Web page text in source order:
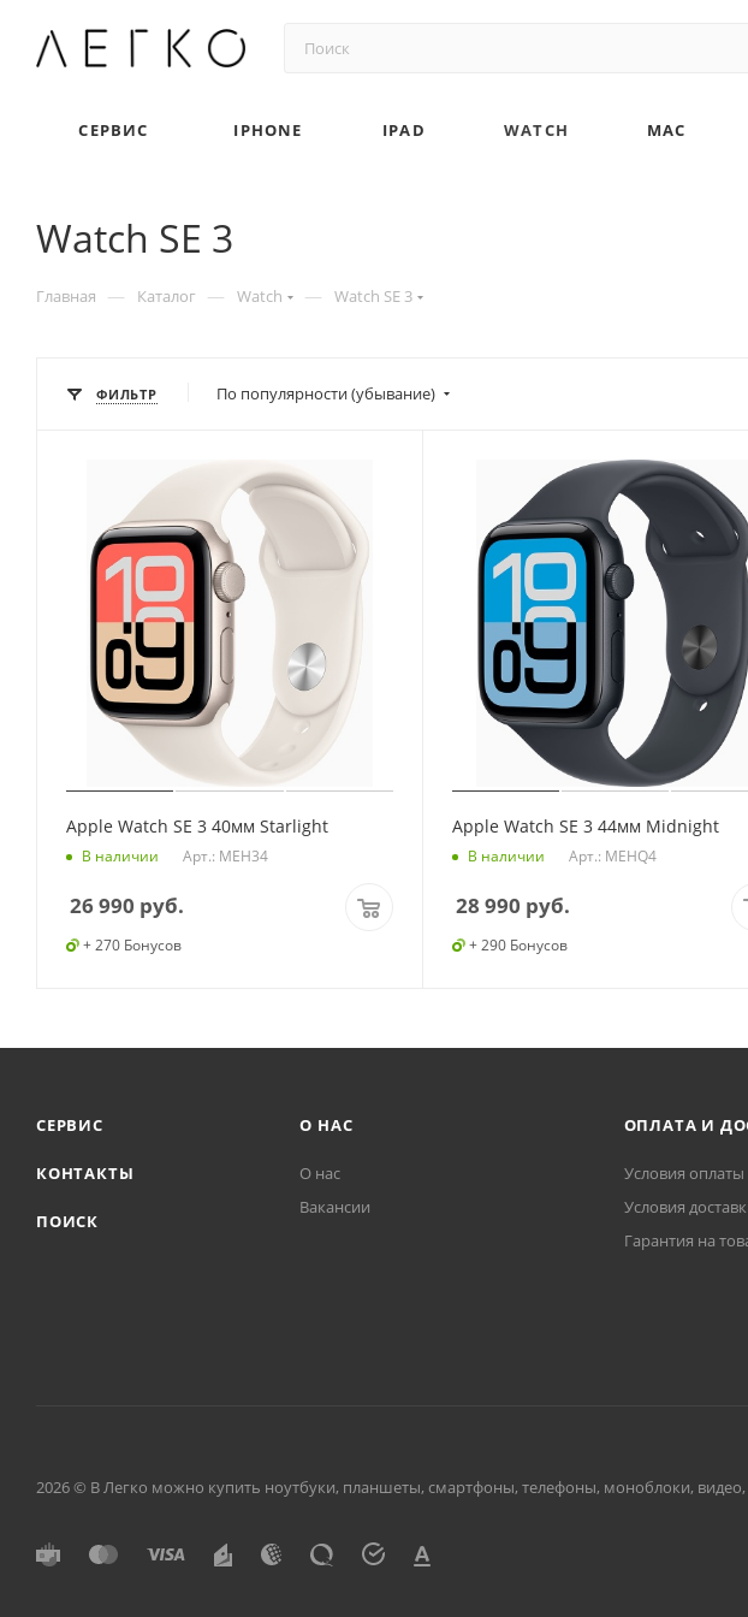
СЕРВИС IPHONE IPAD WATCH MAC
Watch SE 3
Главная — Каталог — Watch — Watch SE 3
ФИЛЬТР По популярности (убывание)
Apple Watch SE 3 40мм Starlight
В наличии Арт.: MEH34
26 990 руб.
+ 270 Бонусов
Apple Watch SE 3 44мм Midnight
В наличии Арт.: MEHQ4
28 990 руб.
+ 290 Бонусов
СЕРВИС
КОНТАКТЫ
ПОИСК
О НАС
О нас
Вакансии
ОПЛАТА И
Условия оплаты
Условия
Гарантия на
2026 © В Легко можно купить ноутбуки, планшеты, смартфоны, телефоны, моноблоки, видео,